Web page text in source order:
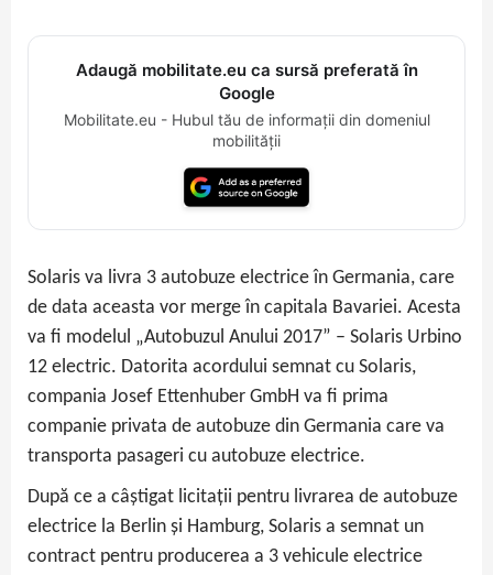
Adaugă mobilitate.eu ca sursă preferată în
Google
Mobilitate.eu - Hubul tău de informații din domeniul
mobilității
Solaris va livra 3 autobuze electrice în Germania, care
de data aceasta vor merge în capitala Bavariei. Acesta
va fi modelul „Autobuzul Anului 2017” – Solaris Urbino
12 electric. Datorita acordului semnat cu Solaris,
compania Josef Ettenhuber GmbH va fi prima
companie privata de autobuze din Germania care va
transporta pasageri cu autobuze electrice.
După ce a câștigat licitații pentru livrarea de autobuze
electrice la Berlin și Hamburg, Solaris a semnat un
contract pentru producerea a 3 vehicule electrice